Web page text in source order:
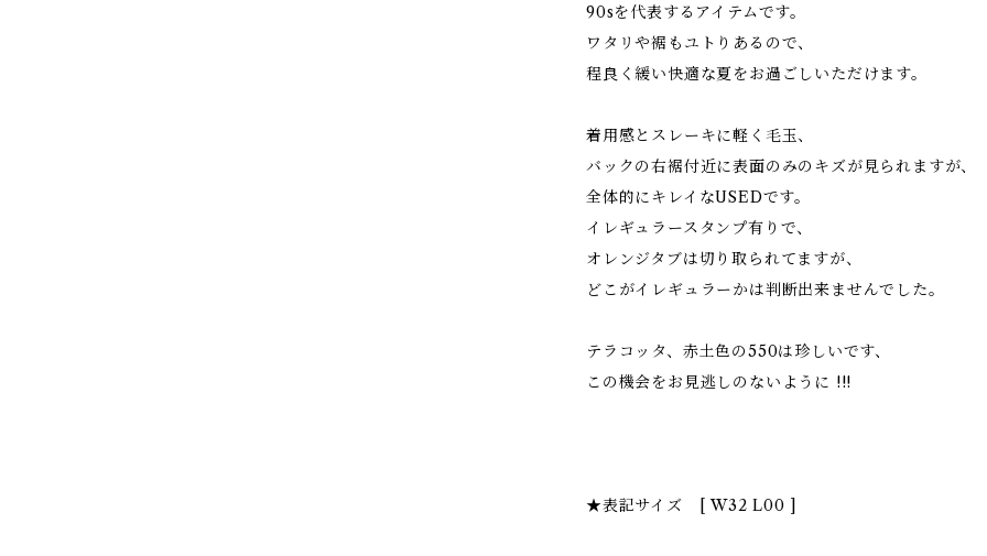
90sを代表するアイテムです。
ワタリや裾もユトりあるので、
程良く緩い快適な夏をお過ごしいただけます。
着用感とスレーキに軽く毛玉、
バックの右裾付近に表面のみのキズが見られますが、
全体的にキレイなUSEDです。
イレギュラースタンプ有りで、
オレンジタブは切り取られてますが、
どこがイレギュラーかは判断出来ませんでした。
テラコッタ、赤土色の550は珍しいです、
この機会をお見逃しのないように !!!
★表記サイズ [ W32 L00 ]